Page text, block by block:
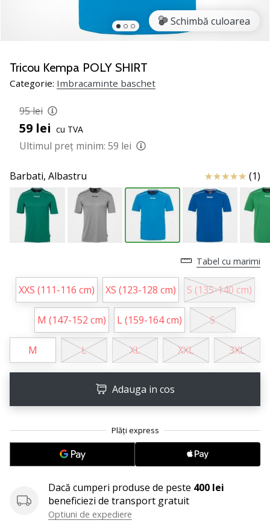
un
fan
al
ca
și
noi?
nouă
ca
Ambasador
brandului.
Afiseaza
toate
articolele
Schimbă culoarea
Tricou Kempa POLY SHIRT
Categorie: Imbracaminte baschet
95 lei
59 lei cu TVA
Ultimul preț minim: 59 lei
Barbati, Albastru Review (1)
Tabel cu marimi
XXS (111-116 cm) XS (123-128 cm) S (135-140 cm)
M (147-152 cm) L (159-164 cm) S
M L XL XXL 3XL
Adauga in cos
Dacă cumperi produse de peste 400 lei
beneficiezi de transport gratuit
Optiuni de expediere